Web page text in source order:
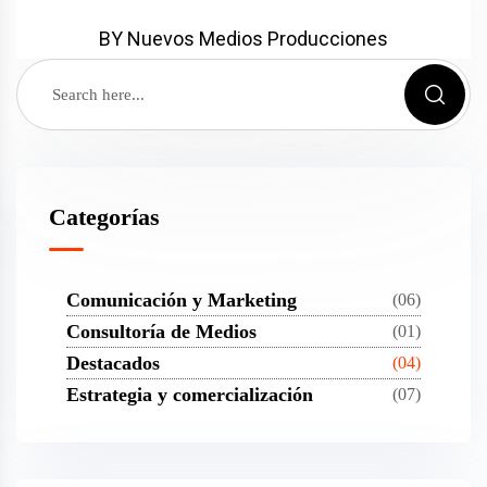
BY Nuevos Medios Producciones
Categorías
Comunicación y Marketing (06)
Consultoría de Medios (01)
Destacados (04)
Estrategia y comercialización (07)